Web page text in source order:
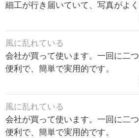
細工が行き届いていて、写真がよく
風に乱れている
会社が買って使います。一回に二
便利で、簡単で実用的です。
風に乱れている
会社が買って使います。一回に二
便利で、簡単で実用的です。